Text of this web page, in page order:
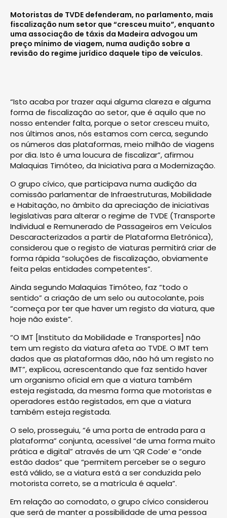
Motoristas de TVDE defenderam, no parlamento, mais
fiscalização num setor que “cresceu muito”, enquanto
uma associação de táxis da Madeira advogou um
preço mínimo de viagem, numa audição sobre a
revisão do regime jurídico daquele tipo de veículos.
“Isto acaba por trazer aqui alguma clareza e alguma
forma de fiscalização ao setor, que é aquilo que no
nosso entender falta, porque o setor cresceu muito,
nos últimos anos, nós estamos com cerca, segundo
os números das plataformas, meio milhão de viagens
por dia. Isto é uma loucura de fiscalizar”, afirmou
Malaquias Timóteo, da Iniciativa para a Modernização.
O grupo cívico, que participava numa audição da
comissão parlamentar de Infraestruturas, Mobilidade
e Habitação, no âmbito da apreciação de iniciativas
legislativas para alterar o regime de TVDE (Transporte
Individual e Remunerado de Passageiros em Veículos
Descaracterizados a partir de Plataforma Eletrónica),
considerou que o registo de viaturas permitirá criar de
forma rápida “soluções de fiscalização, obviamente
feita pelas entidades competentes”.
Ainda segundo Malaquias Timóteo, faz “todo o
sentido” a criação de um selo ou autocolante, pois
“começa por ter que haver um registo da viatura, que
hoje não existe”.
“O IMT [Instituto da Mobilidade e Transportes] não
tem um registo da viatura afeta ao TVDE. O IMT tem
dados que as plataformas dão, não há um registo no
IMT”, explicou, acrescentando que faz sentido haver
um organismo oficial em que a viatura também
esteja registada, da mesma forma que motoristas e
operadores estão registados, em que a viatura
também esteja registada.
O selo, prosseguiu, “é uma porta de entrada para a
plataforma” conjunta, acessível “de uma forma muito
prática e digital” através de um ‘QR Code’ e “onde
estão dados” que “permitem perceber se o seguro
está válido, se a viatura está a ser conduzida pelo
motorista correto, se a matrícula é aquela”.
Em relação ao comodato, o grupo cívico considerou
que será de manter a possibilidade de uma pessoa